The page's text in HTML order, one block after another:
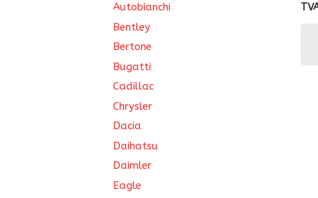
Autobianchi
Bentley
Bertone
Bugatti
Cadillac
Chrysler
Dacia
Daihatsu
Daimler
Eagle